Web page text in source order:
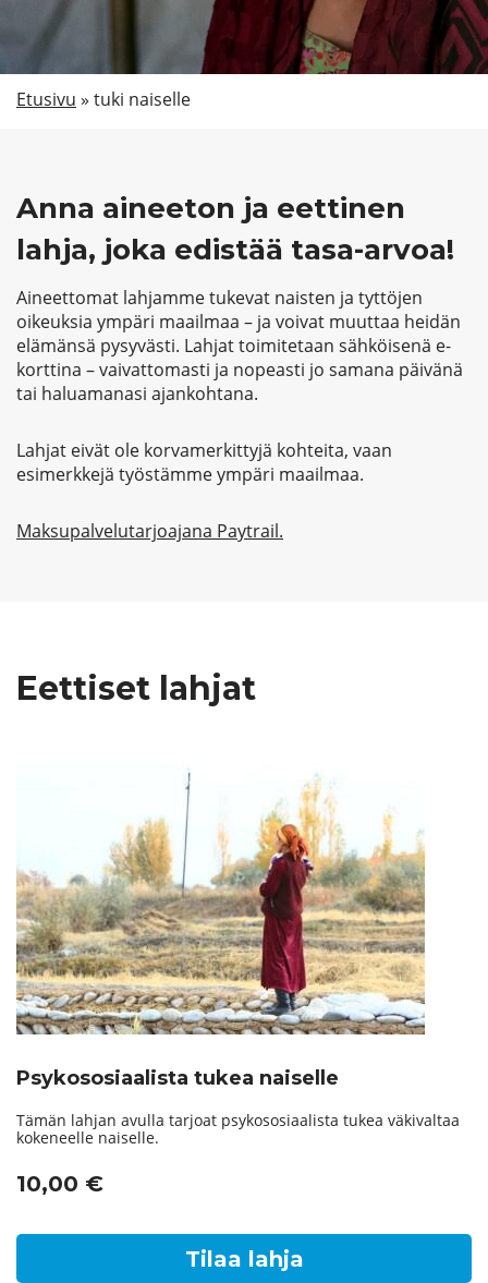
Etsi
Etusivu » tuki naiselle
Anna aineeton ja eettinen
lahja, joka edistää tasa-arvoa!
Aineettomat lahjamme tukevat naisten ja tyttöjen
oikeuksia ympäri maailmaa – ja voivat muuttaa heidän
elämänsä pysyvästi. Lahjat toimitetaan sähköisenä e-
korttina – vaivattomasti ja nopeasti jo samana päivänä
tai haluamanasi ajankohtana.
Lahjat eivät ole korvamerkittyjä kohteita, vaan
esimerkkejä työstämme ympäri maailmaa.
Maksupalvelutarjoajana Paytrail.
Eettiset lahjat
Psykososiaalista tukea naiselle
Tämän lahjan avulla tarjoat psykososiaalista tukea väkivaltaa
kokeneelle naiselle.
10,00 €
Tilaa lahja